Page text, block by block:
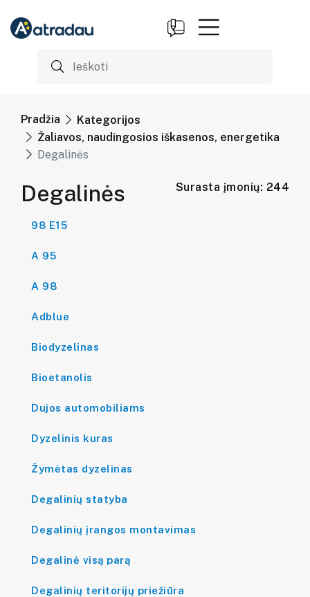
Pradžia
Kategorijos
Žaliavos, naudingosios iškasenos, energetika
Degalinės
Degalinės Surasta įmonių: 244
98 E15
A 95
A 98
Adblue
Biodyzelinas
Bioetanolis
Dujos automobiliams
Dyzelinis kuras
Žymėtas dyzelinas
Degalinių statyba
Degalinių įrangos montavimas
Degalinė visą parą
Degalinių teritorijų priežiūra